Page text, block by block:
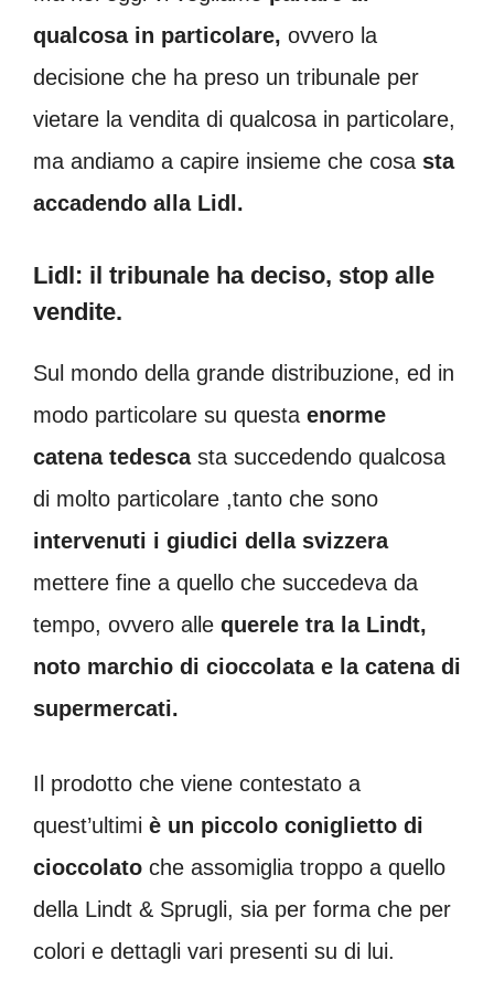
qualcosa in particolare, ovvero la
decisione che ha preso un tribunale per
vietare la vendita di qualcosa in particolare,
ma andiamo a capire insieme che cosa sta
accadendo alla Lidl.
Lidl: il tribunale ha deciso, stop alle
vendite.
Sul mondo della grande distribuzione, ed in
modo particolare su questa enorme
catena tedescasta succedendo qualcosa
di molto particolare ,tanto che sono
intervenuti i giudici della svizzera
mettere fine a quello che succedeva da
tempo, ovvero alle querele tra la Lindt,
noto marchio di cioccolata e la catena di
supermercati.
Il prodotto che viene contestato a
quest’ultimi è un piccolo coniglietto di
cioccolato che assomiglia troppo a quello
della Lindt & Sprugli, sia per forma che per
colori e dettagli vari presenti su di lui.